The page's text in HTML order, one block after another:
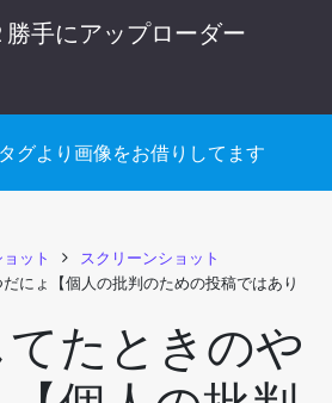
手にアップローダー
グより画像をお借りしてます
ット
スクリーンショット
にょ【個人の批判のための投稿ではあり
たときのや